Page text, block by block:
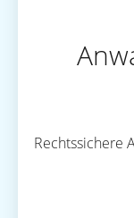
Rechtssichere